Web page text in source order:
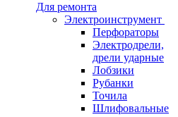
Для ремонта
Электроинструмент
Перфораторы
Электродрели,
дрели ударные
Лобзики
Рубанки
Точила
Шлифовальные